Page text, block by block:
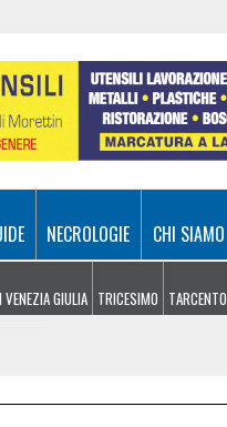
NECROLOGIE CHI SIAMO
VENEZIA GIULIA TRICESIMO TARCENTO